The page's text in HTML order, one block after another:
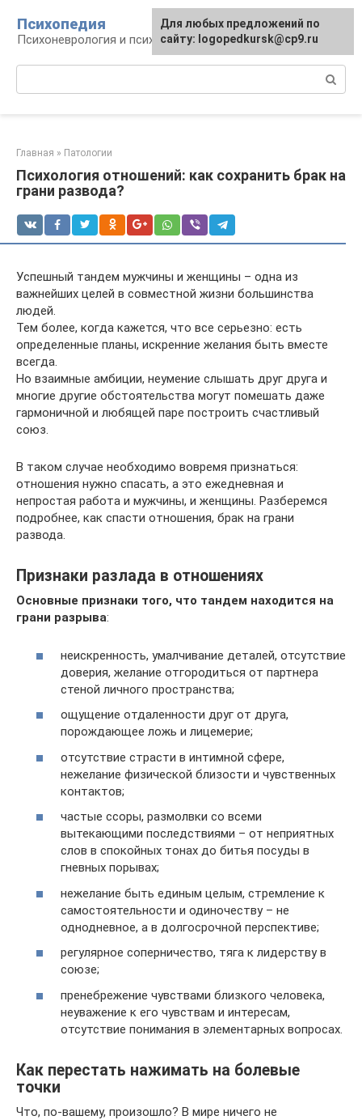
контенту
Психопедия
Психоневрология и психиатрия
Главная » Патологии
Психология отношений: как сохранить брак на
грани развода?
Успешный тандем мужчины и женщины – одна из
важнейших целей в совместной жизни большинства
людей.
Тем более, когда кажется, что все серьезно: есть
определенные планы, искренние желания быть вместе
всегда.
Но взаимные амбиции, неумение слышать друг друга и
многие другие обстоятельства могут помешать даже
гармоничной и любящей паре построить счастливый
союз.
В таком случае необходимо вовремя признаться:
отношения нужно спасать, а это ежедневная и
непростая работа и мужчины, и женщины. Разберемся
подробнее, как спасти отношения, брак на грани
развода.
Признаки разлада в отношениях
Основные признаки того, что тандем находится на
грани разрыва:
неискренность, умалчивание деталей, отсутствие
доверия, желание отгородиться от партнера
стеной личного пространства;
ощущение отдаленности друг от друга,
порождающее ложь и лицемерие;
отсутствие страсти в интимной сфере,
нежелание физической близости и чувственных
контактов;
частые ссоры, размолвки со всеми
вытекающими последствиями – от неприятных
слов в спокойных тонах до битья посуды в
гневных порывах;
нежелание быть единым целым, стремление к
самостоятельности и одиночеству – не
однодневное, а в долгосрочной перспективе;
регулярное соперничество, тяга к лидерству в
союзе;
пренебрежение чувствами близкого человека,
неуважение к его чувствам и интересам,
отсутствие понимания в элементарных вопросах.
Как перестать нажимать на болевые
точки
Что, по-вашему, произошло? В мире ничего не
Для любых предложений по
сайту: logopedkursk@cp9.ru